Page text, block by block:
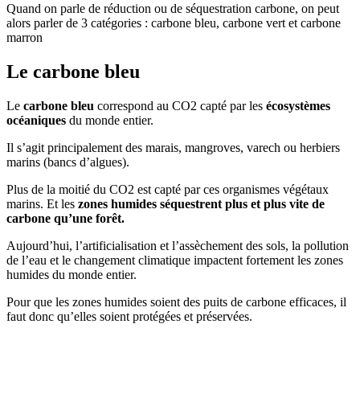
Quand on parle de réduction ou de séquestration carbone, on peut
alors parler de 3 catégories : carbone bleu, carbone vert et carbone
marron
Le carbone bleu
Le carbone bleu correspond au CO2 capté par les écosystèmes
océaniques du monde entier.
Il s’agit principalement des marais, mangroves, varech ou herbiers
marins (bancs d’algues).
Plus de la moitié du CO2 est capté par ces organismes végétaux
marins. Et les zones humides séquestrent plus et plus vite de
carbone qu’une forêt.
Aujourd’hui, l’artificialisation et l’assèchement des sols, la pollution
de l’eau et le changement climatique impactent fortement les zones
humides du monde entier.
Pour que les zones humides soient des puits de carbone efficaces, il
faut donc qu’elles soient protégées et préservées.